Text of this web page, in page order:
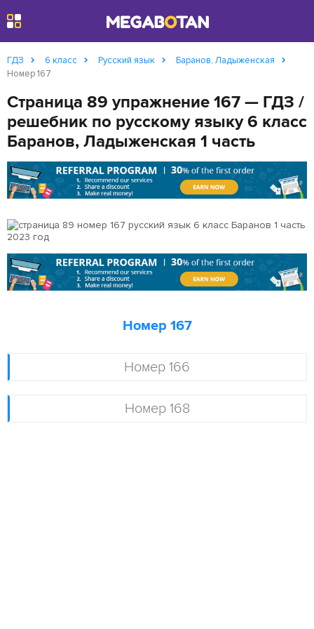
ГДЗ 6 класс Русский язык
Баранов, Ладыженская
Номер 167
Страница 89 упражнение 167 — ГДЗ /
решебник по русскому языку 6 класс
Баранов, Ладыженская 1 часть
Номер 166
Номер 168
Номер 167